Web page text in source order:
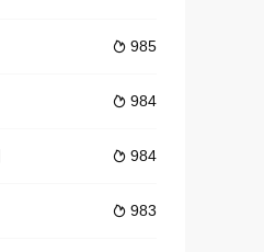
 985
 984
 984
 983